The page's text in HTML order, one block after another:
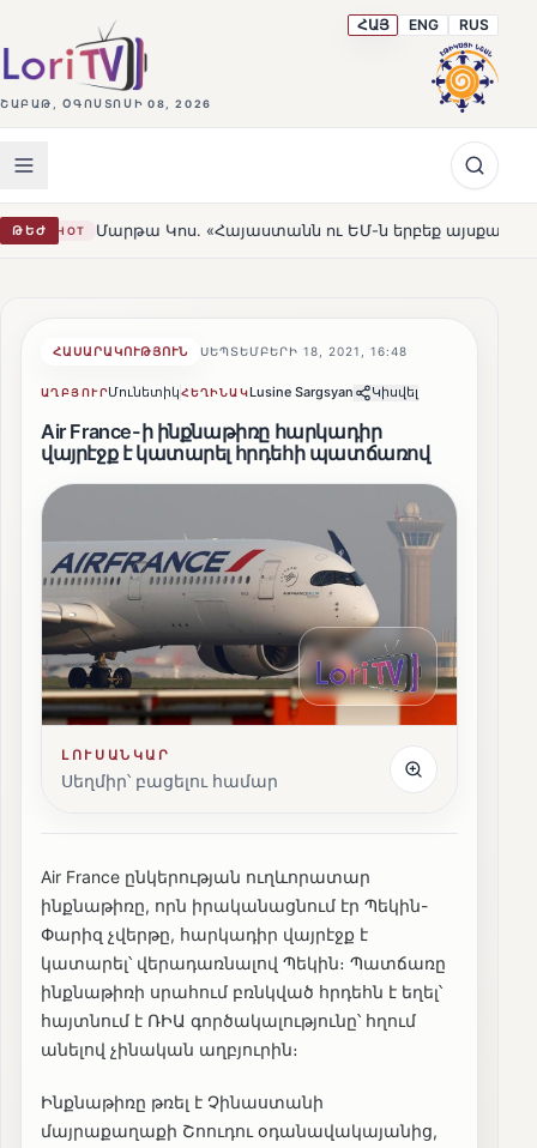
ՇԱԲԱԹ, ՕԳՈՍՏՈՍԻ 08, 2026
ՀԱՅ ENG RUS
ԹԵԺԿոս. «Հայաստանն ու ԵՄ-ն երբեք այսքան մոտ չեն եղել»
ՀԱՍԱՐԱԿՈՒԹՅՈՒՆ ՍԵՊՏԵՄԲԵՐԻ 18, 2021, 16:48
ԱՂԲՅՈՒՐՄունետիկՀԵՂԻՆԱԿLusine Sargsyan Կիսվել
Air France-ի ինքնաթիռը հարկադիր
վայրէջք է կատարել հրդեհի պատճառով
ԼՈՒՍԱՆԿԱՐ
Սեղմիր՝ բացելու համար
Air France ընկերության ուղևորատար
ինքնաթիռը, որն իրականացնում էր Պեկին-
Փարիզ չվերթը, հարկադիր վայրէջք է
կատարել՝ վերադառնալով Պեկին։ Պատճառը
ինքնաթիռի սրահում բռնկված հրդեհն է եղել՝
հայտնում է ՌԻԱ գործակալությունը՝ հղում
անելով չինական աղբյուրին։
Ինքնաթիռը թռել է Չինաստանի
մայրաքաղաքի Շոուդու օդանավակայանից,